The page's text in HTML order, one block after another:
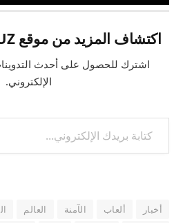
اكتشاف المزيد من موقع UZ للعقار والاستثمار
اشترك للحصول على أحدث
الإلكتروني.
كتابة بريدك الإلكتروني...
أخبار ألعاب الآمنة العالم